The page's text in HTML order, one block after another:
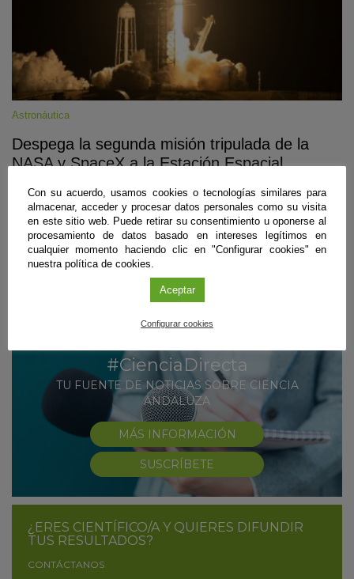
Astronáutica
Despega la segunda misión tripulada de la
NASA y SpaceX a la Estación Espacial
23 de abril de 2021
Cuatro astronautas, uno de ellos europeo, viajan ya en una cápsula
Dragon de la compañía de Elon Musk tras su lanzamiento hoy desde el
Centro Espacial Kennedy a bordo de un cohete reutilizable Falcon 9.
#CienciaDirecta
TU FUENTE DE NOTICIAS SOBRE CIENCIA
ANDALUZA
MÁS INFORMACIÓN
SUSCRÍBETE
¿ERES CIENTÍFICO/A Y QUIERES DIFUNDIR
TUS RESULTADOS?
CONTÁCTANOS
Con su acuerdo, usamos cookies o tecnologías similares para
almacenar, acceder y procesar datos personales como su visita
en este sitio web. Puede retirar su consentimiento u oponerse al
procesamiento de datos basado en intereses legítimos en
cualquier momento haciendo clic en "Configurar cookies" en
nuestra política de cookies.
Aceptar
Configurar cookies